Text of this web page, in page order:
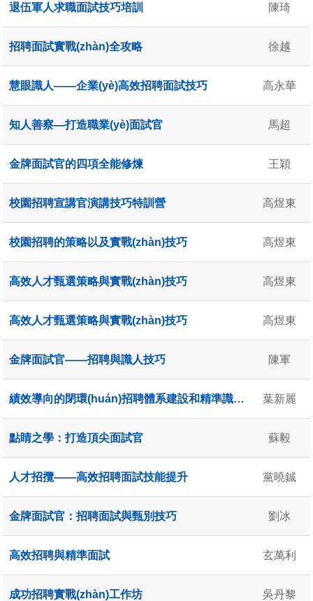
退伍軍人求職面試技巧培訓 陳琦
招聘面試實戰(zhàn)全攻略 徐越
慧眼識人——企業(yè)高效招聘面試技巧 高永華
知人善察—打造職業(yè)面試官 馬超
金牌面試官的四項全能修煉 王穎
校園招聘宣講官演講技巧特訓營 高煜東
校園招聘的策略以及實戰(zhàn)技巧 高煜東
高效人才甄選策略與實戰(zhàn)技巧 高煜東
高效人才甄選策略與實戰(zhàn)技巧 高煜東
金牌面試官——招聘與識人技巧 陳軍
績效導向的閉環(huán)招聘體系建設和精準識人技術 葉新麗
點睛之學：打造頂尖面試官 蘇毅
人才招攬——高效招聘面試技能提升 黨曉鋮
金牌面試官：招聘面試與甄別技巧 劉冰
高效招聘與精準面試 玄萬利
成功招聘實戰(zhàn)工作坊 吳丹黎